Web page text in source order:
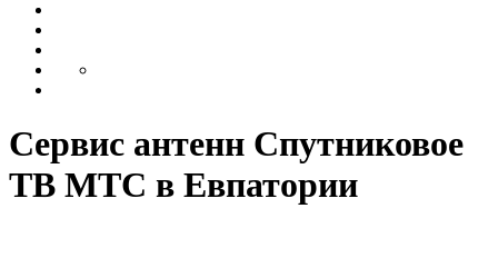
Сервис антенн Спутниковое
ТВ МТС в Евпатории